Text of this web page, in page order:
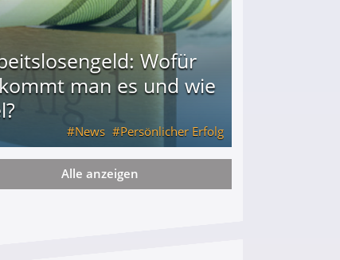
Wofür
man es und wie
News Persönlicher Erfolg
viel?
Alle anzeigen